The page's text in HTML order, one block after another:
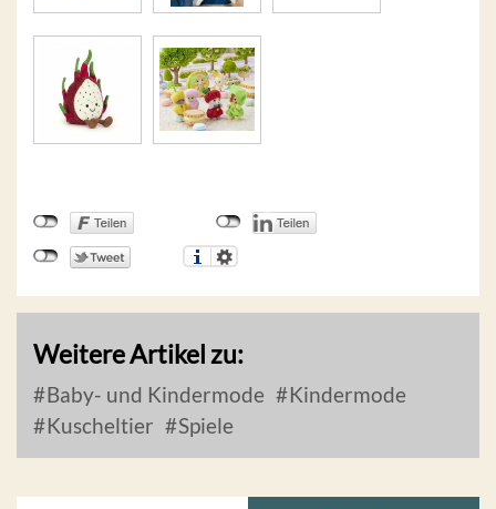
Weitere Artikel zu:
Baby- und Kindermode
Kindermode
Kuscheltier
Spiele